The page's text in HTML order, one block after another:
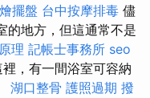
擺盤 台中按摩排毒 儘
的地方，但這通常不是
理 記帳士事務所 seo
，有一間浴室可容納
湖口整骨 護照過期 撥